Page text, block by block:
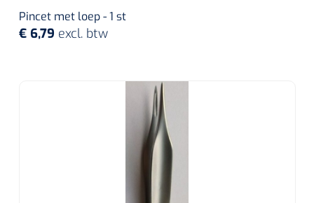
Pincet met loep - 1 st
€ 6,79 excl. btw